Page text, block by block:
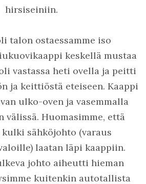
hirsiseiniin.
talon ostaessamme iso
keskellä mustaa
vastassa heti ovella ja peitti
ja keittiöstä eteiseen. Kaappi
ulko-oven ja vasemmalla
välissä. Huomasimme, että
sähköjohto (varaus
laatan läpi kaappiin.
johto aiheutti hieman
kuitenkin autotallista